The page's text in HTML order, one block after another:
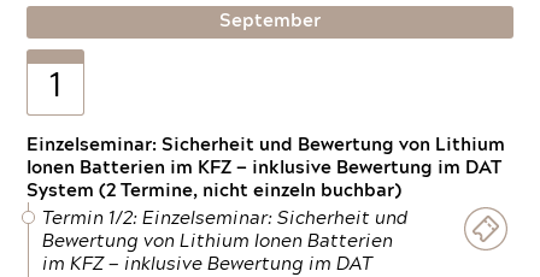
September
1
Einzelseminar: Sicherheit und Bewertung von Lithium
Ionen Batterien im KFZ — inklusive Bewertung im DAT
System (2 Termine, nicht einzeln buchbar)
Termin 1/2: Einzelseminar: Sicherheit und
Bewertung von Lithium Ionen Batterien
im KFZ — inklusive Bewertung im DAT